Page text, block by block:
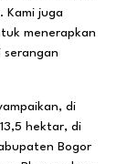
Kami juga
menerapkan
di
hektar, di
Bogor